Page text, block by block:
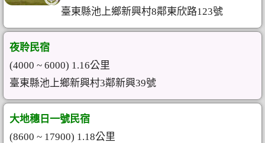
臺東縣池上鄉新興村8鄰東欣路123號
夜聆民宿
(4000 ~ 6000) 1.16公里
臺東縣池上鄉新興村3鄰新興39號
大地穗日一號民宿
(8600 ~ 17900) 1.18公里